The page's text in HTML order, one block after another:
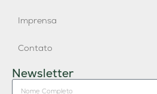
Imprensa
Contato
Newsletter